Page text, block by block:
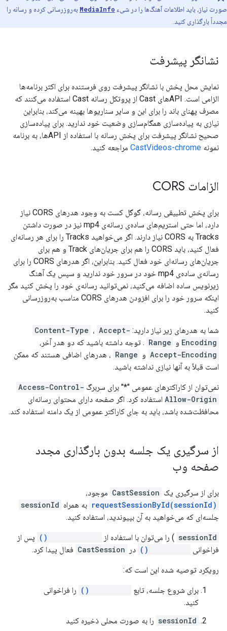
صورت نیاز، باید اطلاعات آهنگ‌ها را در شیء MediaInfo به‌روزرسانی کرده و رسانه را
مجدداً بارگذاری کنید.
نشانگر پیشرفت
نمایش محل پخش با نشانگر پیشرفت روی فرستنده برای اکثر برنامه‌ها
الزامی است. APIهای Cast از پروتکل رسانه Cast استفاده می‌کنند که
مصرف پهنای باند را برای این و سایر سناریوها بهینه می‌کند، بنابراین
نیازی به پیاده‌سازی همگام‌سازی وضعیت خود ندارید. برای پیاده‌سازی
صحیح نشانگر پیشرفت برای پخش رسانه با استفاده از APIها، به برنامه
نمونه CastVideos-chrome مراجعه کنید.
الزامات CORS
برای پخش تطبیقی ​​رسانه، گوگل کست به وجود هدرهای CORS نیاز
دارد، اما حتی استریم‌های ساده‌ی رسانه‌ی mp4 نیز در صورت داشتن
Tracks به CORS نیاز دارند. اگر می‌خواهید Tracks را برای هر رسانه‌ای
فعال کنید، باید CORS را هم برای جریان‌های Track و هم برای
جریان‌های رسانه‌ای خود فعال کنید. بنابراین، اگر هدرهای CORS را برای
رسانه‌ی ساده‌ی mp4 خود در سرور خود ندارید و سپس یک آهنگ
زیرنویس ساده اضافه می‌کنید، نمی‌توانید رسانه‌ی خود را پخش کنید مگر
اینکه سرور خود را برای افزودن هدرهای CORS مناسب به‌روزرسانی
کنید.
شما به هدرهای زیر نیاز دارید: Content-Type ، Accept-
Encoding و Range . توجه داشته باشید که دو هدر آخر،
Accept-Encoding و Range ، هدرهای اضافی هستند که ممکن
است قبلاً به آنها نیازی نداشته باشید.
نمی‌توان از کاراکترهای عمومی "*" برای سربرگ Access-Control-
Allow-Origin استفاده کرد. اگر صفحه دارای محتوای رسانه‌ای
محافظت‌شده باشد، باید به جای کاراکتر عمومی از یک دامنه استفاده کند.
از سرگیری یک جلسه بدون بارگذاری مجدد
صفحه وب
برای از سرگیری یک CastSession موجود،
requestSessionById(sessionId) به همراه sessionId
جلسه‌ای که می‌خواهید به آن بپیوندید، استفاده کنید.
sessionId ) را می‌توان با استفاده از
پس از
فراخوانی
در CastSession فعال پیدا کرد.
رویکرد توصیه شده این است که:
برای شروع جلسه، تابع
را فراخوانی
کنید.
sessionId را به صورت محلی ذخیره کنید